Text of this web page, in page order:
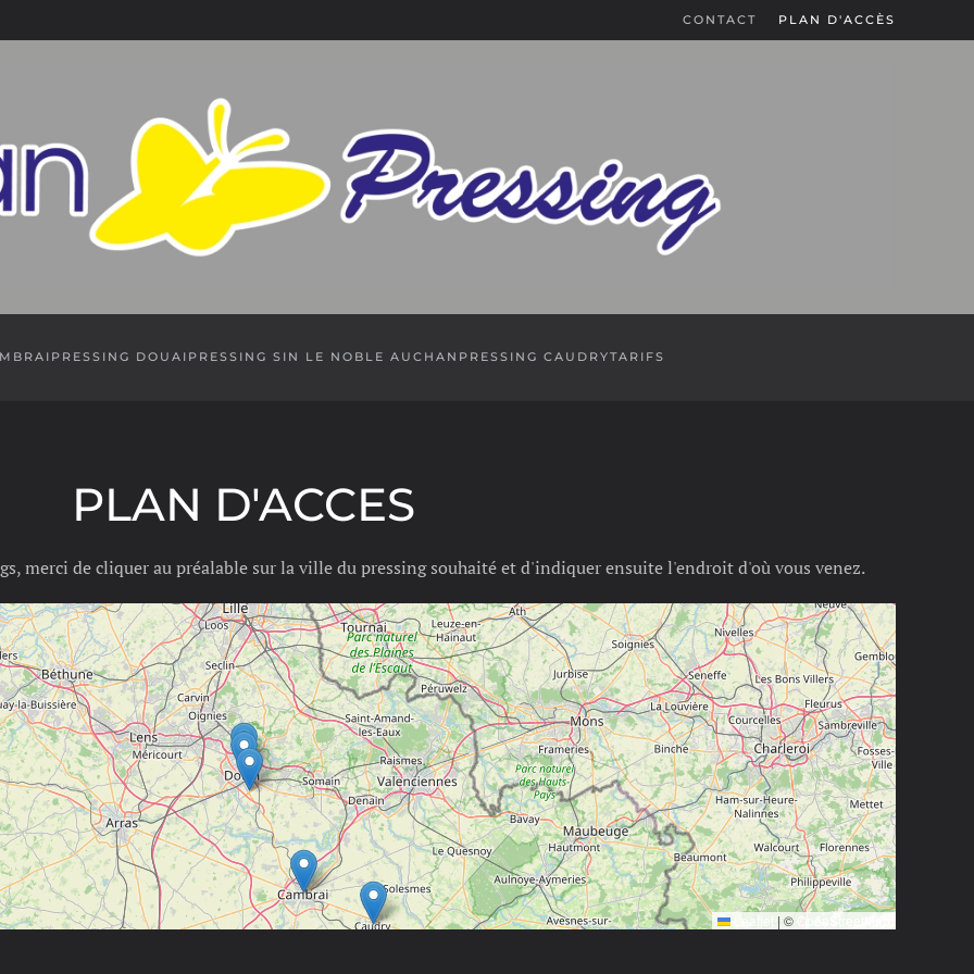
CONTACT PLAN D'ACCÈS
PRESSING DOUAI PRESSING SIN LE NOBLE AUCHAN PRESSING CAUDRYTARIFS
PLAN D'ACCES
merci de cliquer au préalable sur la ville du pressing souhaité et d'indiquer ensuite l'endroit d'où vous venez.
Leaflet | © OpenStreetMap